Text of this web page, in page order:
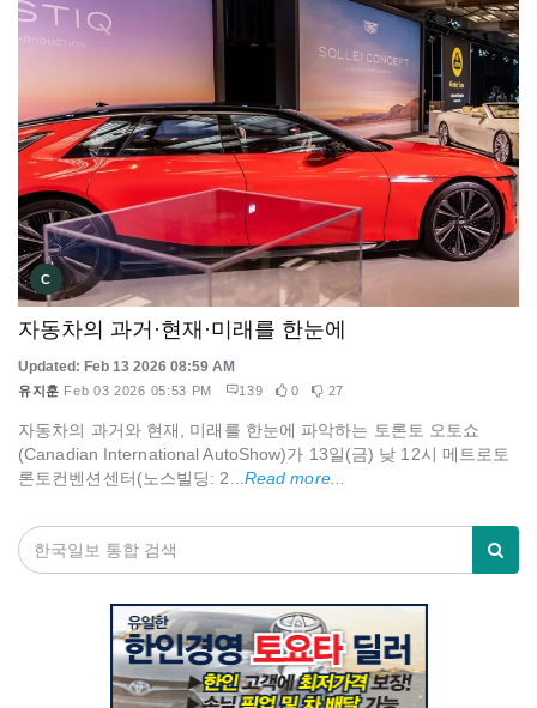
C
자동차의 과거·현재·미래를 한눈에
Updated: Feb 13 2026 08:59 AM
유지훈 Feb 03 2026 05:53 PM 139 0 27
자동차의 과거와 현재, 미래를 한눈에 파악하는 토론토 오토쇼
(Canadian International AutoShow)가 13일(금) 낮 12시 메트로토
론토컨벤션센터(노스빌딩: 2...Read more...